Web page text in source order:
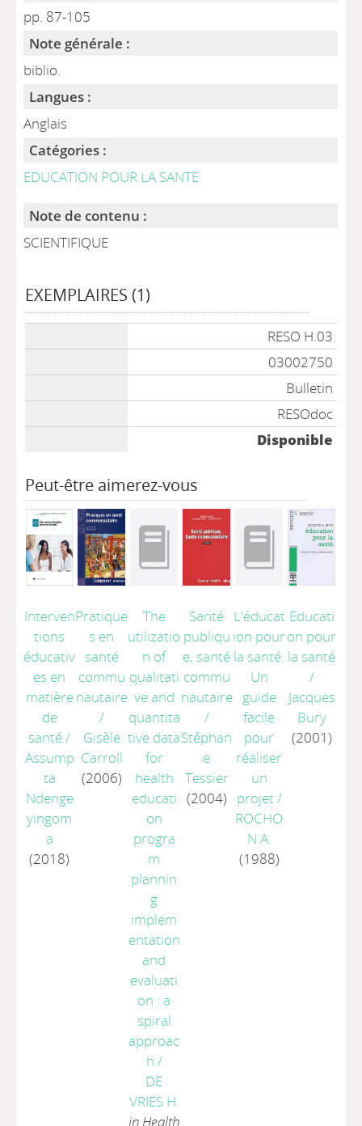
pp. 87-105
Note générale :
biblio.
Langues :
Anglais
Catégories :
EDUCATION POUR LA SANTE
Note de contenu :
SCIENTIFIQUE
EXEMPLAIRES (1)
RESO H.03
03002750
Bulletin
RESOdoc
Disponible
Peut-être aimerez-vous
Interven
tions
éducativ
es en
matière
de
santé/
Assump
ta
Ndenge
yingom
a
(2018)
Pratique
s en
santé
commu
nautaire
/
Gisèle
Carroll
(2006)
The
utilizatio
n of
qualitati
ve and
quantita
tive data
for
health
educati
on
progra
m
plannin
g
implem
entation
and
evaluati
on : a
spiral
approac
h /
DE
VRIES H.
in Health
Santé
publiqu
e, santé
commu
nautaire
/
Stéphan
e
Tessier
(2004)
L'éducat
ion pour
la santé.
Un
guide
facile
pour
réaliser
un
projet/
ROCHO
N A.
(1988)
Educati
on pour
la santé
/
Jacques
Bury
(2001)